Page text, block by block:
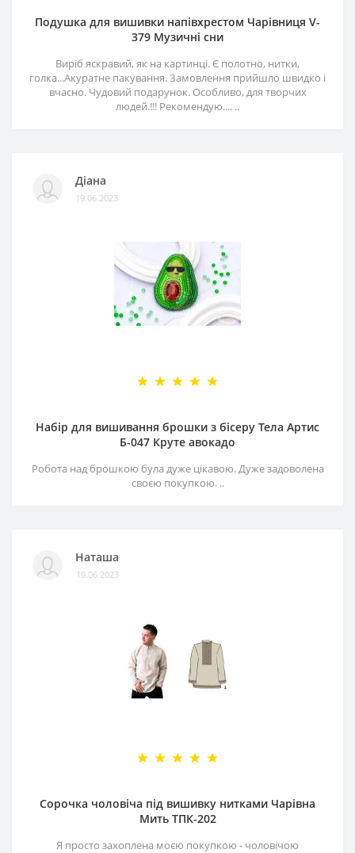
Подушка для вишивки напівхрестом Чарівниця V-
379 Музичні сни
Виріб яскравий, як на картинці. Є полотно, нитки,
голка...Акуратне пакування. Замовлення прийшло швидко і
вчасно. Чудовий подарунок. Особливо, для творчих
людей.!!! Рекомендую.... ..
Діана
19.06.2023
Набір для вишивання брошки з бісеру Тела Артис
Б-047 Круте авокадо
Робота над брошкою була дуже цікавою. Дуже задоволена
своєю покупкою. ..
Наташа
19.06.2023
Сорочка чоловіча під вишивку нитками Чарівна
Мить ТПК-202
Я просто захоплена моєю покупкою - чоловічою